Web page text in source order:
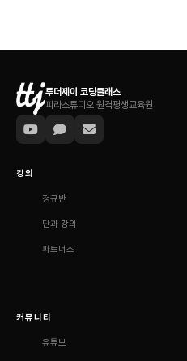
투더제이 코딩클래스
피라스튜디오 원격평생교육원
강의
정규반
단과 강의
파트너스
커뮤니티
유튜브